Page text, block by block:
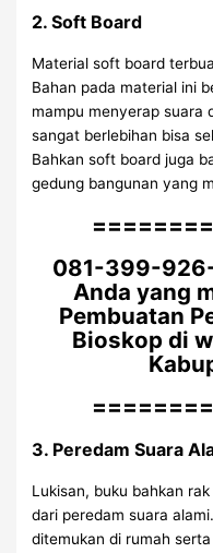
2. Soft Board
Material soft board
Bahan pada material ini
mampu menyerap suara
sangat berlebihan bisa
Bahkan soft board juga
gedung bangunan yang
081-399-
Anda yang
Pembuatan
Bioskop di
3. Peredam Suara
Lukisan, buku bahkan
dari peredam suara
ditemukan di rumah